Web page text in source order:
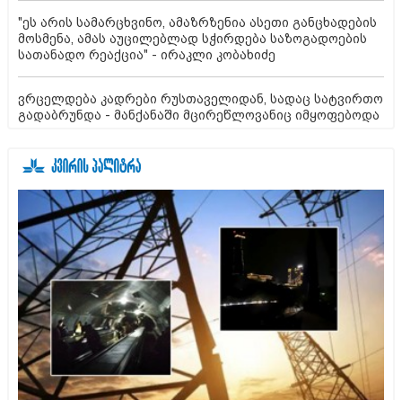
"ეს არის სამარცხვინო, ამაზრზენია ასეთი განცხადების
მოსმენა, ამას აუცილებლად სჭირდება საზოგადოების
სათანადო რეაქცია" - ირაკლი კობახიძე
ვრცელდება კადრები რუსთაველიდან, სადაც სატვირთო
გადაბრუნდა - მანქანაში მცირეწლოვანიც იმყოფებოდა